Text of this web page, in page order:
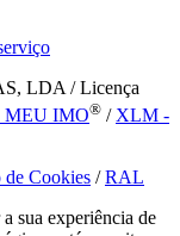
LDA / Licença
MEU IMO® / XLM -
Cookies /RAL
sua experiência de